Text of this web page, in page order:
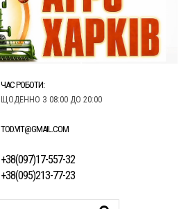
ЧАС РОБОТИ:
ЩОДЕННО З 08:00 ДО 20:00
TOD.VIT@GMAIL.COM
+38(097)17-557-32
+38(095)213-77-23